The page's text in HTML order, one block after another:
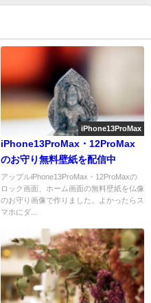
iPhone13ProMax
iPhone13ProMax・12ProMax
のお守り無料壁紙を配信中
アップルiPhone13ProMax・12ProMaxの
ロック画面、ホーム画面の無料壁紙を仏像
のお守り画像で作りました。よかったらス
マホにダ...